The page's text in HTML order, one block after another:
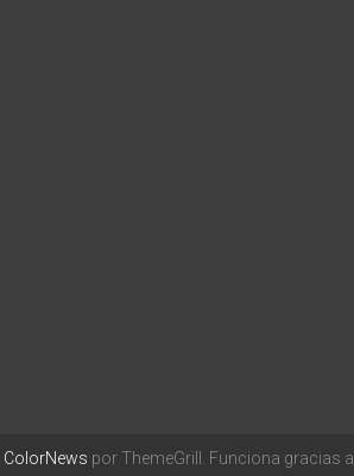
ColorNews por ThemeGrill. Funciona gracias a